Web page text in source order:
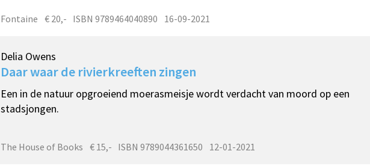
Fontaine € 20,- ISBN 9789464040890 16-09-2021
Delia Owens
Daar waar de rivierkreeften zingen
Een in de natuur opgroeiend moerasmeisje wordt verdacht van moord op een
stadsjongen.
The House of Books € 15,- ISBN 9789044361650 12-01-2021